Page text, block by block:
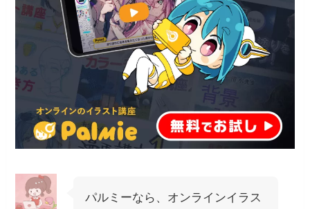
パルミーなら、オンラインイラス